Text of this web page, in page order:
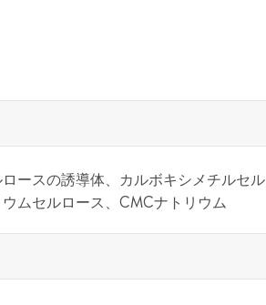
ースの誘導体、カルボキシメチルセル
ムセルロース、CMCナトリウム